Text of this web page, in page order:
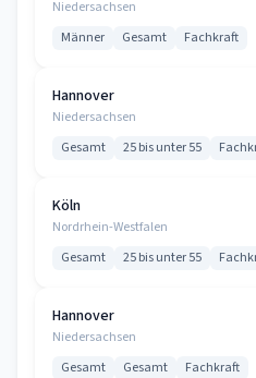
Niedersachsen
Männer Gesamt Fachkraft
Hannover
Niedersachsen
Gesamt 25 bis unter 55
Köln
Nordrhein-Westfalen
Gesamt 25 bis unter 55
Hannover
Niedersachsen
Gesamt Gesamt Fachkraft